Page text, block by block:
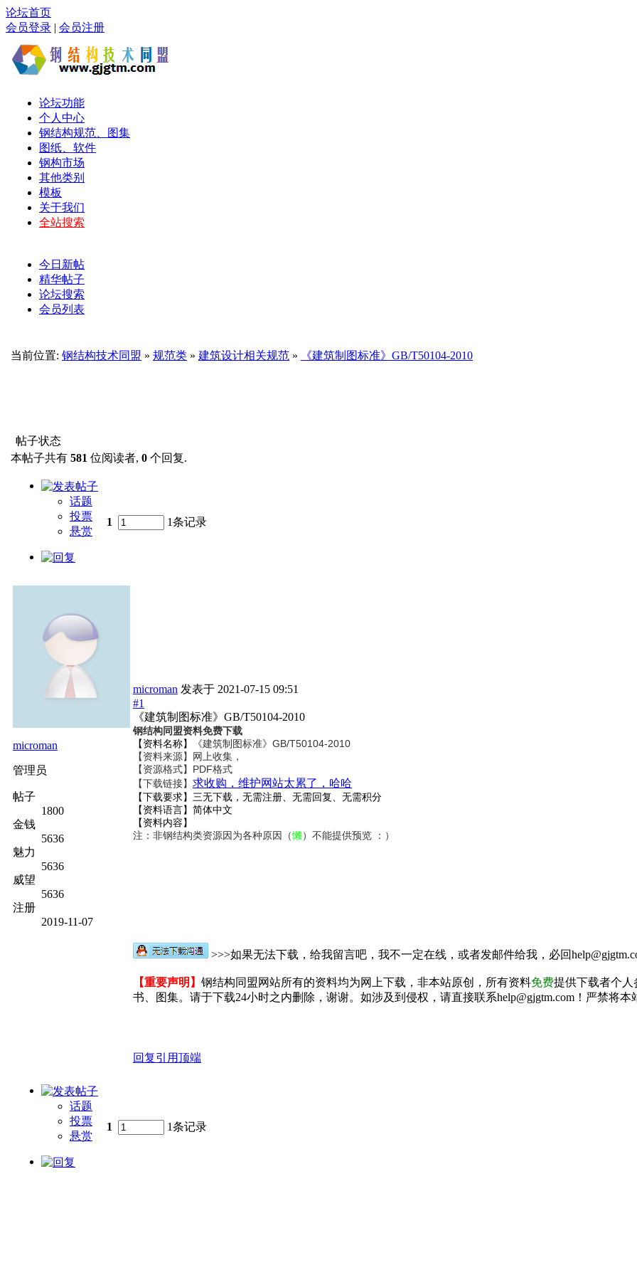
论坛首页
会员登录 | 会员注册
论坛功能
个人中心
钢结构规范、图集
图纸、软件
钢构市场
其他类别
模板
关于我们
全站搜索
今日新帖
精华帖子
论坛搜索
会员列表
当前位置: 钢结构技术同盟 » 规范类 » 建筑设计相关规范 » 《建筑制图标准》GB/T50104-2010
帖子状态
本帖子共有 581 位阅读者, 0 个回复.
话题
投票
悬赏
1 1条记录
microman
管理员
帖子
1800
金钱
5636
魅力
5636
威望
5636
注册
2019-11-07
microman 发表于 2021-07-15 09:51
#1
《建筑制图标准》GB/T50104-2010
钢结构同盟资料免费下载
【资料名称】
《建筑制图标准》GB/T50104-2010
【资料来源】网上收集，
【资源格式】PDF格式
【下载链接】 求收购，维护网站太累了，哈哈
【下载要求】三无下载，无需注册、无需回复、无需积分
【资料语言】简体中文
【资料内容】
注：非钢结构类资源因为各种原因（懒）不能提供预览 ：）
>>>如果无法下载，给我留言吧，我不一定在线，或者发邮件给我，必回
【重要声明】 钢结构同盟网站所有的资料均为网上下载，非本站原创，所有资料免费提供下载者个人
书、图集。请于下载24小时之内删除，谢谢。如涉及到侵权，请直接联系help@gjgtm.com！严禁将
回复引用顶端
话题
投票
悬赏
1 1条记录